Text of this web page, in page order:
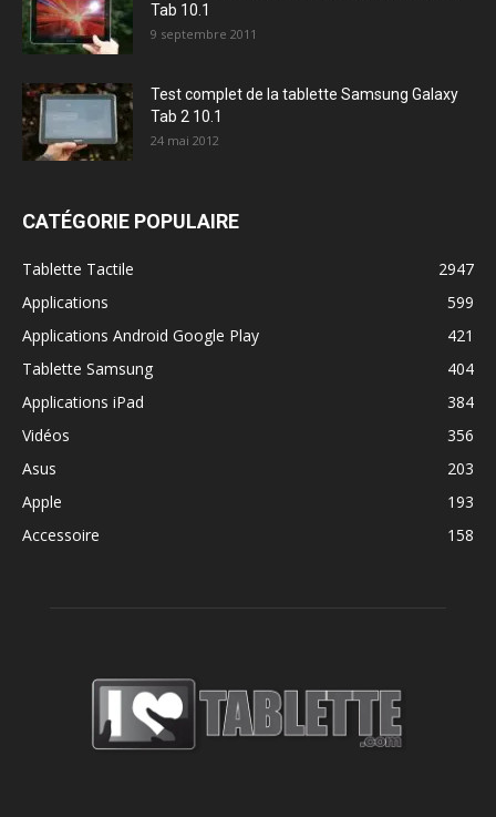
Tab 10.1
9 septembre 2011
Test complet de la tablette Samsung Galaxy
Tab 2 10.1
24 mai 2012
CATÉGORIE POPULAIRE
Tablette Tactile
2947
Applications
599
Applications Android Google Play
421
Tablette Samsung
404
Applications iPad
384
Vidéos
356
Asus
203
Apple
193
Accessoire
158